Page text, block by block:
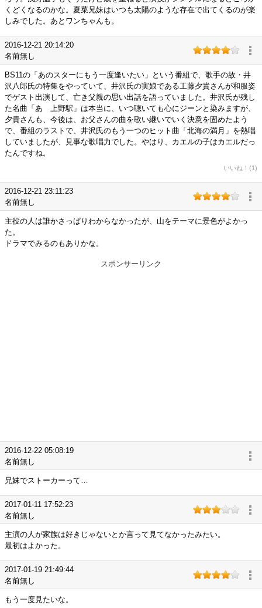
くどくなるのかな。夏菜兄妹はいつも太陽のような存在で出てくるのが楽
しみでした。あとワンちゃんも。
2016-12-21 20:14:20
名前無し
BS11の「あのスターにもう一度逢いたい」という番組で、歌手の故・井
沢八郎氏の特集をやっていて、井沢氏の実娘である工藤夕貴さんが和服姿
でゲスト出演して、亡き父親の思い出話を語っていました。井沢氏が残し
た名曲「あゝ上野駅」は本当に、いつ聴いても心にジーンと染みますが、
夕貴さんも、今後は、お父さんの曲を歌い継いでいく決意を固めたよう
で、番組のラストで、井沢氏のもう一つのヒット曲「北海の満月」を熱唱
していましたが、見事な歌唱力でした。やはり、カエルの子はカエルだっ
たんですね。
いいね！(1)
2016-12-21 23:11:23
名前無し
主役の人は誰かさっぱりわからなかったが、山をテーマに景色がよかっ
た。
ドラマでみるのもありかな。
スポンサーリンク
2016-12-22 05:08:19
名前無し
兄妹でストーカーって…
2017-01-11 17:52:23
名前無し
主演の人が家族は好きじゃないとか言って見てなかったみたい。
最初はよかった。
2017-01-19 21:49:44
名前無し
もう一度見たいな。